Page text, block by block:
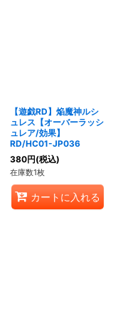
【遊戯RD】焔魔神ルシ
ュレス【オーバーラッシ
ュレア/効果】
RD/HC01-JP036
380円(税込)
在庫数1枚
カートに入れる